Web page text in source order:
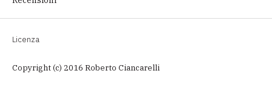
Licenza
Copyright (c) 2016 Roberto Ciancarelli